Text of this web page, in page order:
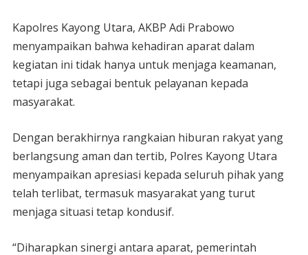
Kapolres Kayong Utara, AKBP Adi Prabowo
menyampaikan bahwa kehadiran aparat dalam
kegiatan ini tidak hanya untuk menjaga keamanan,
tetapi juga sebagai bentuk pelayanan kepada
masyarakat.
Dengan berakhirnya rangkaian hiburan rakyat yang
berlangsung aman dan tertib, Polres Kayong Utara
menyampaikan apresiasi kepada seluruh pihak yang
telah terlibat, termasuk masyarakat yang turut
menjaga situasi tetap kondusif.
“Diharapkan sinergi antara aparat, pemerintah